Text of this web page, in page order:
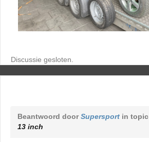
Discussie gesloten.
Beantwoord doorSupersport in topic
13 inch